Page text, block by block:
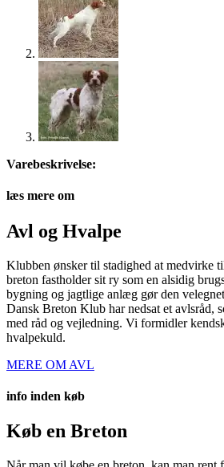
Varebeskrivelse:
læs mere om
Avl og Hvalpe
Klubben ønsker til stadighed at medvirke
breton fastholder sit ry som en alsidig
bygning og jagtlige anlæg gør den
Dansk Breton Klub har nedsat et avlsråd,
med råd og vejledning. Vi formidler
hvalpekuld.
MERE OM AVL
info inden køb
Køb en Breton